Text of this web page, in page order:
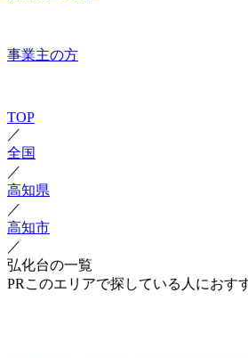
事業主の方
TOP
／
全国
／
高知県
／
高知市
／
弘化台の一覧
PR このエリアで探している人におす